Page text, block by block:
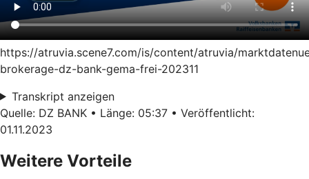
https://atruvia.scene7.com/is/content/atruvia/
brokerage-dz-bank-gema-frei-202311
Transkript anzeigen
Quelle: DZ BANK • Länge: 05:37 • Veröffentlicht:
01.11.2023
Weitere Vorteile